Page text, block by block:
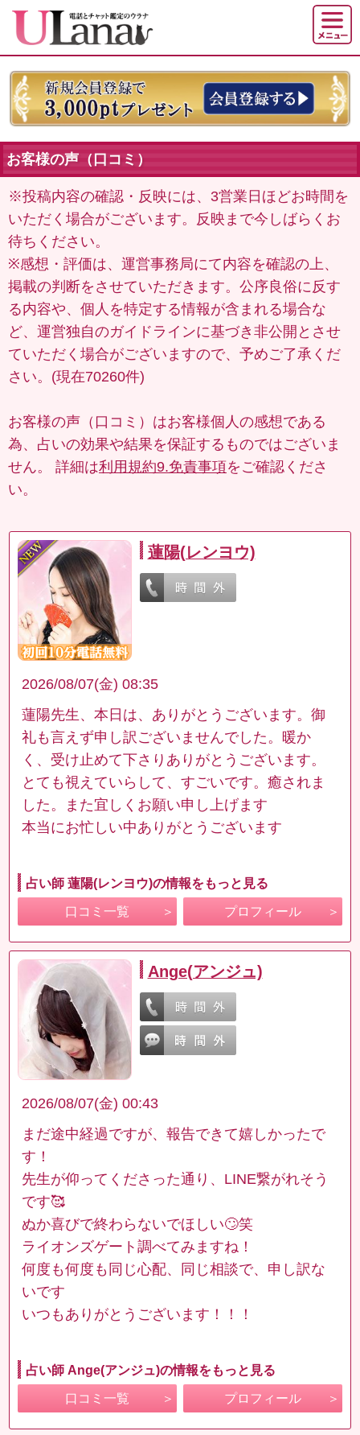
お客様の声（口コミ）
※投稿内容の確認・反映には、3営業日ほどお時間を
いただく場合がございます。反映まで今しばらくお
待ちください。
※感想・評価は、運営事務局にて内容を確認の上、
掲載の判断をさせていただきます。公序良俗に反す
る内容や、個人を特定する情報が含まれる場合な
ど、運営独自のガイドラインに基づき非公開とさせ
ていただく場合がございますので、予めご了承くだ
さい。(現在70260件)
お客様の声（口コミ）はお客様個人の感想である
為、占いの効果や結果を保証するものではございま
せん。 詳細は利用規約9.免責事項をご確認くださ
い。
蓮陽(レンヨウ)
2026/08/07(金) 08:35
蓮陽先生、本日は、ありがとうございます。御
礼も言えず申し訳ございませんでした。暖か
く、受け止めて下さりありがとうございます。
とても視えていらして、すごいです。癒されま
した。また宜しくお願い申し上げます
本当にお忙しい中ありがとうございます
占い師 蓮陽(レンヨウ)の情報をもっと見る
口コミ一覧 プロフィール
Ange(アンジュ)
2026/08/07(金) 00:43
まだ途中経過ですが、報告できて嬉しかったで
す！
先生が仰ってくださった通り、LINE繋がれそう
です🥰
ぬか喜びで終わらないでほしい🙄笑
ライオンズゲート調べてみますね！
何度も何度も同じ心配、同じ相談で、申し訳な
いです
いつもありがとうございます！！！
占い師 Ange(アンジュ)の情報をもっと見る
口コミ一覧 プロフィール